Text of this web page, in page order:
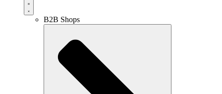
B2B Shops